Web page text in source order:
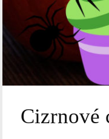
Cizrnové